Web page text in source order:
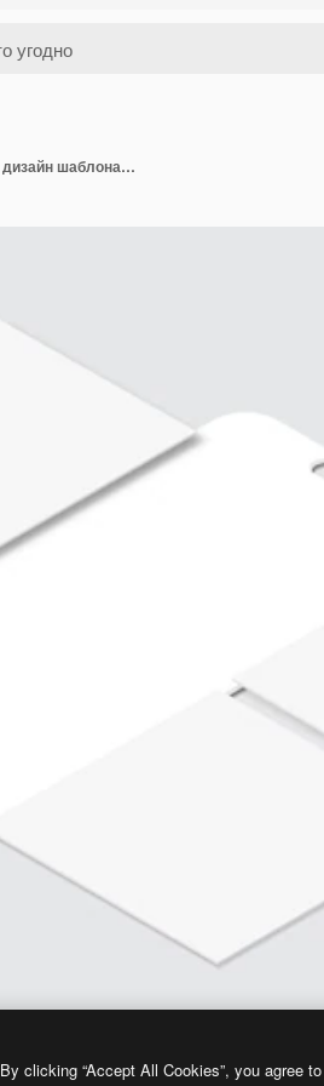
Мокет интерфейса постов и историй в социальных сетях дизайн шаблона страницы мобильного приложения социальных сетей для пользовательской карусели сообщений векторный иллюстрационный дизайн пользовательского интерфейса пустой шаблон в социальной сети
By clicking “Accept All Cookies”, you agree